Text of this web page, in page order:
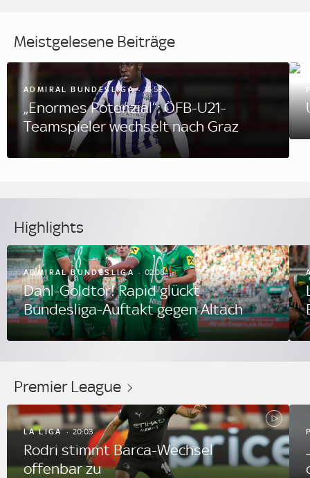
Meistgelesene Beiträge
ADMIRAL BUNDESLIGA 15:58
„Enormes Potenzial“: ÖFB-U21-
Teamspieler wechselt nach Graz
Highlights
ADMIRAL BUNDESLIGA 02.08.
Dahl-Goldtor! Rapid glückt
Bundesliga-Auftakt gegen Altach
Premier League
LA LIGA 20:03
Rodri stimmt Barca-Wechsel
offenbar zu